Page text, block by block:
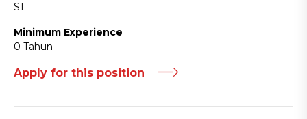
S1
Minimum Experience
0 Tahun
Apply for this position